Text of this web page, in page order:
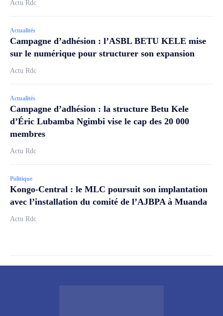
Actu Rdc
Actualités
Campagne d’adhésion : l’ASBL BETU KELE mise
sur le numérique pour structurer son expansion
Actu Rdc
Actualités
Campagne d’adhésion : la structure Betu Kele
d’Éric Lubamba Ngimbi vise le cap des 20 000
membres
Actu Rdc
Politique
Kongo-Central : le MLC poursuit son implantation
avec l’installation du comité de l’AJBPA à Muanda
Actu Rdc